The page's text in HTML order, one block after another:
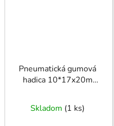
Pneumatická gumová
hadica 10*17x20m
Skladom (1 ks)